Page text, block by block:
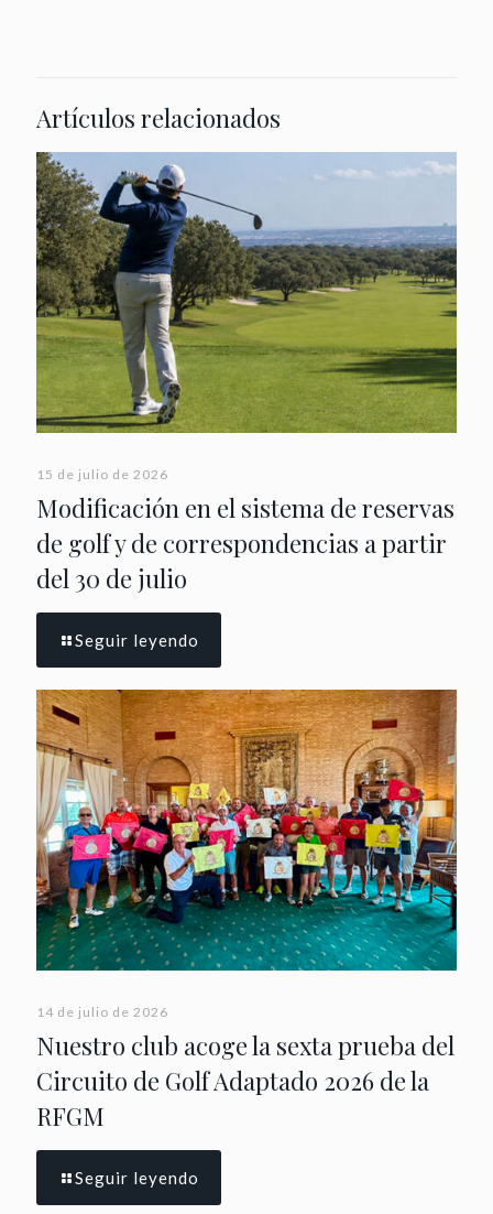
Artículos relacionados
15 de julio de 2026
Modificación en el sistema de reservas
de golf y de correspondencias a partir
del 30 de julio
Seguir leyendo
14 de julio de 2026
Nuestro club acoge la sexta prueba del
Circuito de Golf Adaptado 2026 de la
RFGM
Seguir leyendo